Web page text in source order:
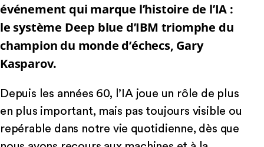
événement qui marque l’histoire de l’IA :
le système Deep blue d’IBM triomphe du
champion du monde d’échecs, Gary
Kasparov.
Depuis les années 60, l’IA joue un rôle de plus
en plus important, mais pas toujours visible ou
repérable dans notre vie quotidienne, dès que